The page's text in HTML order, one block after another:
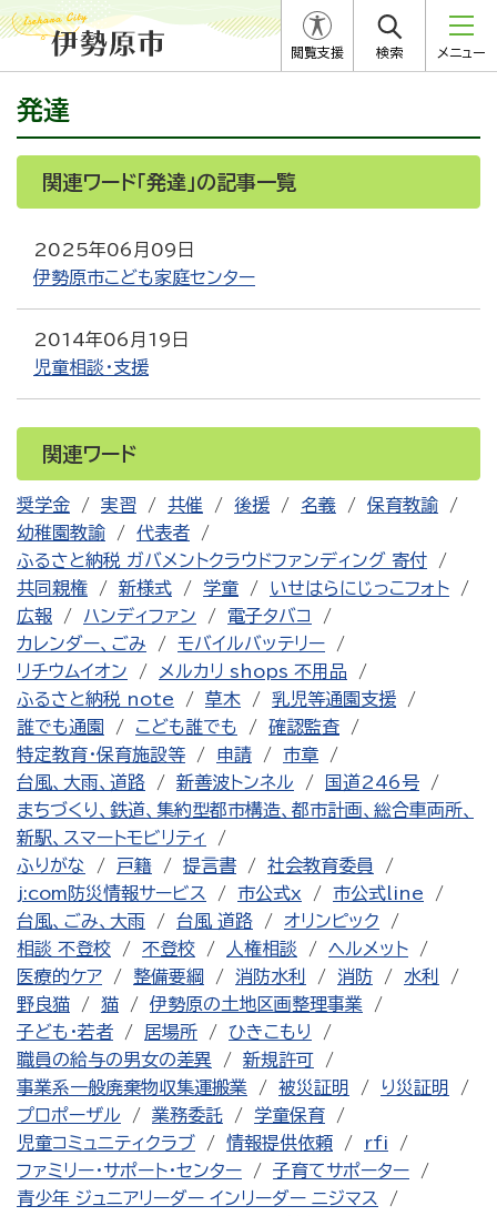
閲覧支援 検索 メニュー
発達
関連ワード「発達」の記事一覧
2025年06月09日
伊勢原市こども家庭センター
2014年06月19日
児童相談・支援
関連ワード
奨学金 実習 共催 後援 名義
保育教諭
幼稚園教諭
代表者
ふるさと納税 ガバメントクラウドファンディング 寄付
共同親権
新様式 学童
いせはらにじっこフォト
広報
ハンディファン
電子タバコ
カレンダー、ごみ
モバイルバッテリー
リチウムイオン
メルカリ shops 不用品
ふるさと納税 note
草木
乳児等通園支援
誰でも通園
こども誰でも
確認監査
特定教育・保育施設等
申請
市章
台風、大雨、道路
新善波トンネル
国道246号
まちづくり、鉄道、集約型都市構造、都市計画、総合車両所、
新駅、スマートモビリティ
ふりがな
戸籍 提言書
社会教育委員
j:com防災情報サービス
市公式x
市公式line
台風、ごみ、大雨
台風 道路
オリンピック
相談 不登校
不登校 人権相談
ヘルメット
医療的ケア
整備要綱 消防水利 消防
水利
野良猫
猫
伊勢原の土地区画整理事業
子ども・若者
居場所
ひきこもり
職員の給与の男女の差異
新規許可
事業系一般廃棄物収集運搬業
被災証明
り災証明
プロポーザル
業務委託
学童保育
児童コミュニティクラブ
情報提供依頼
rfi
ファミリー・サポート・センター
子育てサポーター
青少年 ジュニアリーダー インリーダー ニジマス